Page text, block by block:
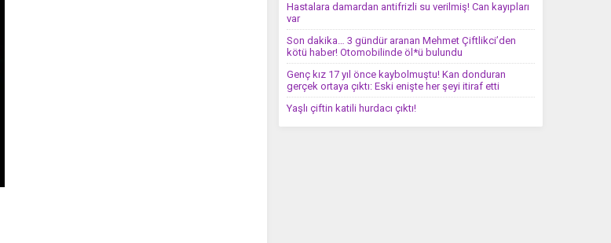
Hastalara damardan antifrizli su verilmiş! Can kayıpları
var
Son dakika… 3 gündür aranan Mehmet Çiftlikci’den
kötü haber! Otomobilinde öl*ü bulundu
Genç kız 17 yıl önce kaybolmuştu! Kan donduran
gerçek ortaya çıktı: Eski enişte her şeyi itiraf etti
Yaşlı çiftin katili hurdacı çıktı!